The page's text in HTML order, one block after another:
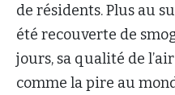
de résidents. Plus au
été recouverte de
jours, sa qualité de
comme la pire au